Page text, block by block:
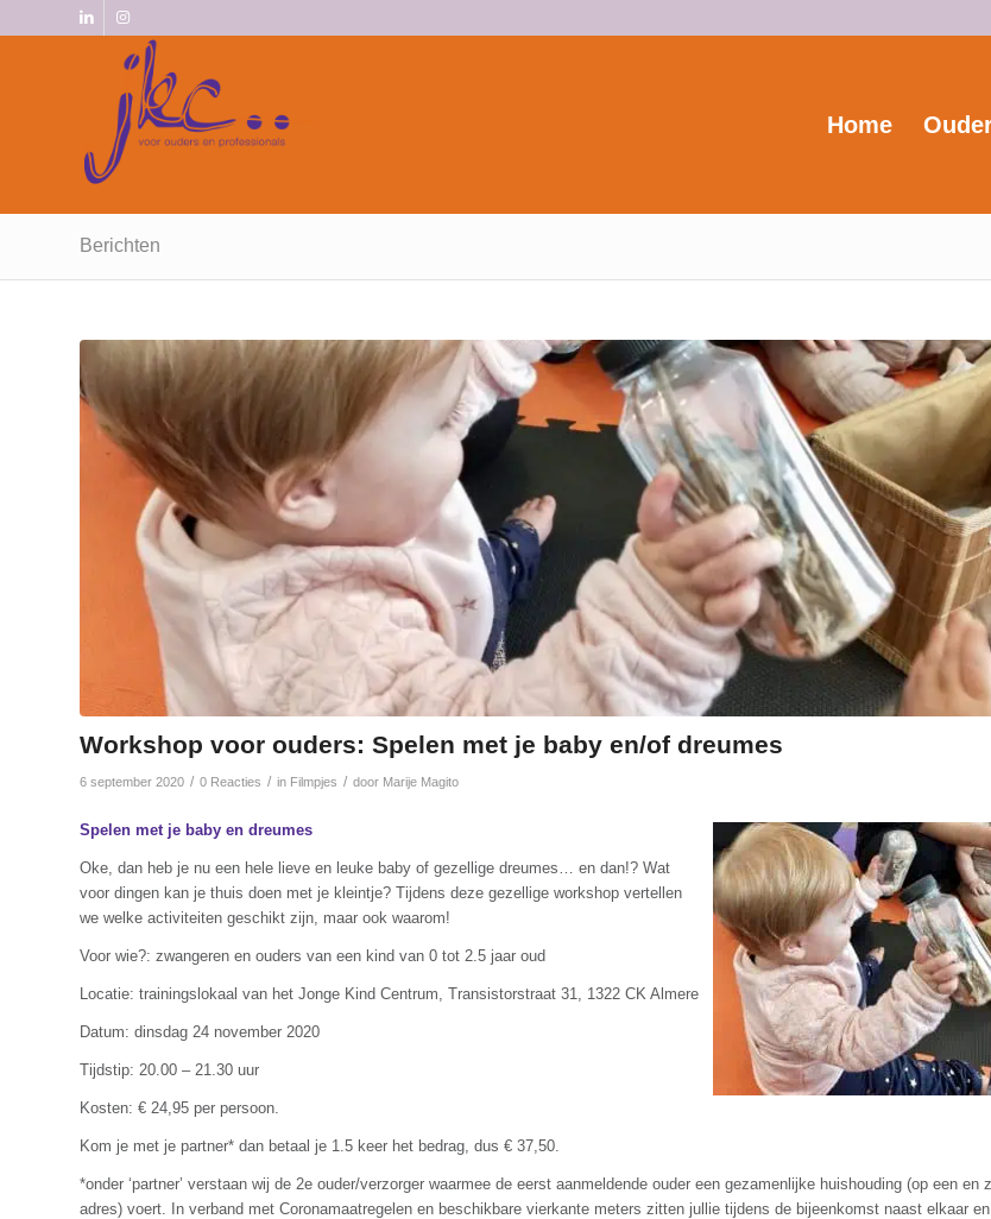
Home
Berichten
Workshop voor ouders: Spelen met je baby en/of dreumes
6 september 2020 / 0 Reacties / in Filmpjes / door Marije Magito
Spelen met je baby en dreumes
Oke, dan heb je nu een hele lieve en leuke baby of gezellige dreumes… en dan!? Wat
voor dingen kan je thuis doen met je kleintje? Tijdens deze gezellige workshop vertellen
we welke activiteiten geschikt zijn, maar ook waarom!
Voor wie?: zwangeren en ouders van een kind van 0 tot 2.5 jaar oud
Locatie: trainingslokaal van het Jonge Kind Centrum, Transistorstraat 31, 1322 CK Almere
Datum: dinsdag 24 november 2020
Tijdstip: 20.00 – 21.30 uur
Kosten: € 24,95 per persoon.
Kom je met je partner* dan betaal je 1.5 keer het bedrag, dus € 37,50.
*onder ‘partner’ verstaan wij de 2e ouder/verzorger waarmee de eerst aanmeldende ouder een gezamenlijke huishouding (op een en
adres) voert. In verband met Coronamaatregelen en beschikbare vierkante meters zitten jullie tijdens de bijeenkomst naast elkaar